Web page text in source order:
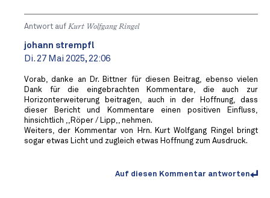
Antwort auf Kurt Wolfgang Ringel
johann strempfl
Di. 27 Mai 2025, 22:06
Vorab, danke an Dr. Bittner für diesen Beitrag, ebenso vielen
Dank für die eingebrachten Kommentare, die auch zur
Horizonterweiterung beitragen, auch in der Hoffnung, dass
dieser Bericht und Kommentare einen positiven Einfluss,
hinsichtlich ,,Röper / Lipp,, nehmen.
Weiters, der Kommentar von Hrn. Kurt Wolfgang Ringel bringt
sogar etwas Licht und zugleich etwas Hoffnung zum Ausdruck.
Auf diesen Kommentar antworten